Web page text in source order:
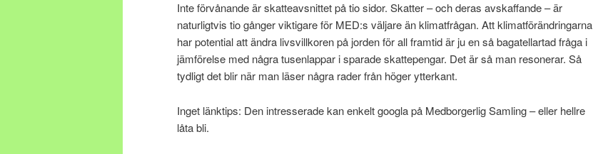
Inte förvånande är skatteavsnittet på tio sidor. Skatter – och deras avskaffande – är
naturligtvis tio gånger viktigare för MED:s väljare än klimatfrågan. Att klimatförändringarna
har potential att ändra livsvillkoren på jorden för all framtid är ju en så bagatellartad fråga i
jämförelse med några tusenlappar i sparade skattepengar. Det är så man resonerar. Så
tydligt det blir när man läser några rader från höger ytterkant.
Inget länktips: Den intresserade kan enkelt googla på Medborgerlig Samling – eller hellre
låta bli.